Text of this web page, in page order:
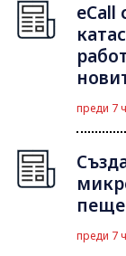
eCall
преди 7
преди 7